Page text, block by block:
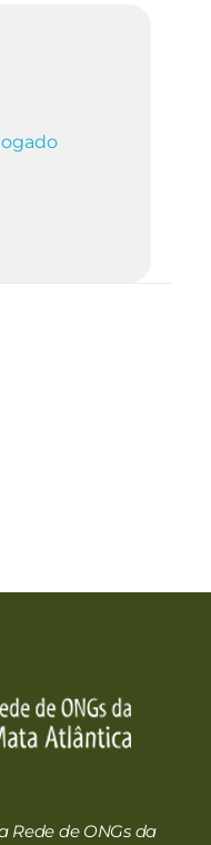
logado
Rede de ONGs da